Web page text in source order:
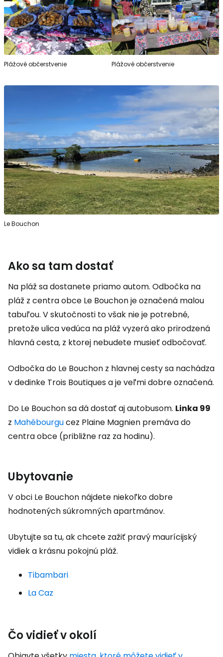
Plážové občerstvenie Plážové občerstvenie
Le Bouchon
Ako sa tam dostať
Na pláž sa dostanete priamo autom. Odbočka na
pláž z centra obce Le Bouchon je označená malou
tabuľou. V skutočnosti to však nie je potrebné,
pretože ulica vedúca na pláž vyzerá ako prirodzená
hlavná cesta, z ktorej nebudete musieť odbočovať.
Odbočka do Le Bouchon z hlavnej cesty sa nachádza
v dedinke Trois Boutiques a je veľmi dobre označená.
Do Le Bouchon sa dá dostať aj autobusom. Linka 99
z Mahébourgucez Plaine Magnien premáva do
centra obce (približne raz za hodinu).
Ubytovanie
V obci Le Bouchon nájdete niekoľko dobre
hodnotených súkromných apartmánov.
Ubytujte sa tu, ak chcete zažiť pravý maurícijský
vidiek a krásnu pokojnú pláž.
Tibambari
La Caz
Čo vidieť v okolí